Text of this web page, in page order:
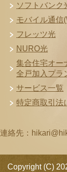
ソフトバンク
モバイル通信
フレッツ光
NURO光
集合住宅オ
全戸加入プラ
サービス一覧
特定商取引法
連絡先：
Copyright (C)